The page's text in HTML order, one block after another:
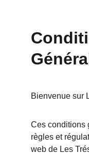
Bienvenue sur
Ces conditions
règles et
web de Les